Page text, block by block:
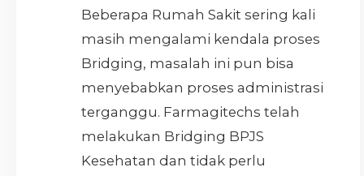
Beberapa Rumah Sakit sering kali
masih mengalami kendala proses
Bridging, masalah ini pun bisa
menyebabkan proses administrasi
terganggu. Farmagitechs telah
melakukan Bridging BPJS
Kesehatan dan tidak perlu